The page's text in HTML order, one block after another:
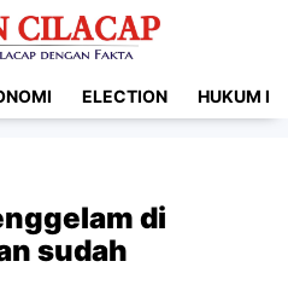
ELECTION HUKUM
di
sudah